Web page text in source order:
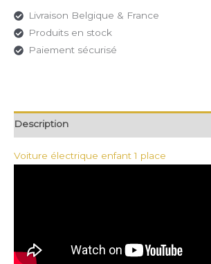
Livraison Belgique & France
Produits en stock
Paiement sécurisé
Description
Voiture électrique enfant 1 place